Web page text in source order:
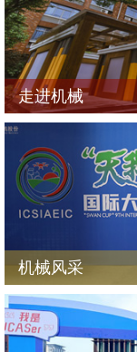
走进机械
机械风采